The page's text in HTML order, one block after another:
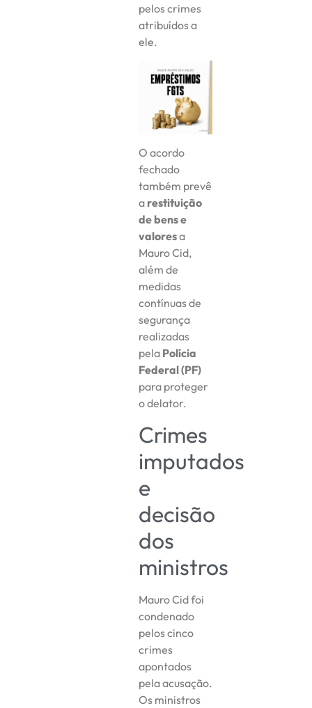
pelos crimes
atribuídos a
ele.
O acordo
fechado
também prevê
a restituição
de bens e
valoresa
Mauro Cid,
além de
medidas
contínuas de
segurança
realizadas
pela Polícia
Federal (PF)
para proteger
o delator.
Crimes
imputados
e
decisão
dos
ministros
Mauro Cid foi
condenado
pelos cinco
crimes
apontados
pela acusação.
Os ministros